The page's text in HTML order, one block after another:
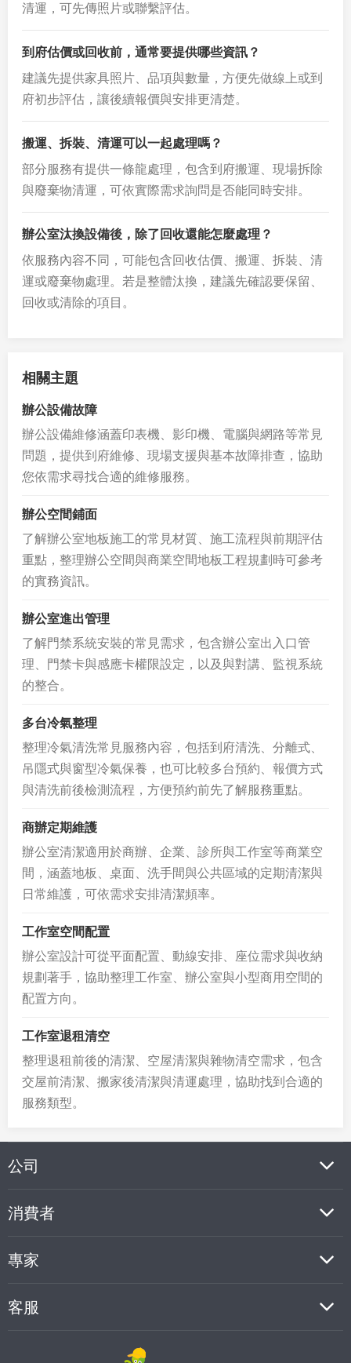
清運，可先傳照片或聯繫評估。
到府估價或回收前，通常要提供哪些資訊？
建議先提供家具照片、品項與數量，方便先做線上或到
府初步評估，讓後續報價與安排更清楚。
搬運、拆裝、清運可以一起處理嗎？
部分服務有提供一條龍處理，包含到府搬運、現場拆除
與廢棄物清運，可依實際需求詢問是否能同時安排。
辦公室汰換設備後，除了回收還能怎麼處理？
依服務內容不同，可能包含回收估價、搬運、拆裝、清
運或廢棄物處理。若是整體汰換，建議先確認要保留、
回收或清除的項目。
相關主題
辦公設備故障
辦公設備維修涵蓋印表機、影印機、電腦與網路等常見
問題，提供到府維修、現場支援與基本故障排查，協助
您依需求尋找合適的維修服務。
辦公空間鋪面
了解辦公室地板施工的常見材質、施工流程與前期評估
重點，整理辦公空間與商業空間地板工程規劃時可參考
的實務資訊。
辦公室進出管理
了解門禁系統安裝的常見需求，包含辦公室出入口管
理、門禁卡與感應卡權限設定，以及與對講、監視系統
的整合。
多台冷氣整理
整理冷氣清洗常見服務內容，包括到府清洗、分離式、
吊隱式與窗型冷氣保養，也可比較多台預約、報價方式
與清洗前後檢測流程，方便預約前先了解服務重點。
商辦定期維護
辦公室清潔適用於商辦、企業、診所與工作室等商業空
間，涵蓋地板、桌面、洗手間與公共區域的定期清潔與
日常維護，可依需求安排清潔頻率。
工作室空間配置
辦公室設計可從平面配置、動線安排、座位需求與收納
規劃著手，協助整理工作室、辦公室與小型商用空間的
配置方向。
工作室退租清空
整理退租前後的清潔、空屋清潔與雜物清空需求，包含
交屋前清潔、搬家後清潔與清運處理，協助找到合適的
服務類型。
公司
消費者
專家
客服